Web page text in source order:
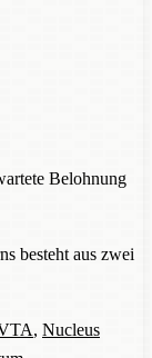
Belohnung
besteht aus zwei
, Nucleus